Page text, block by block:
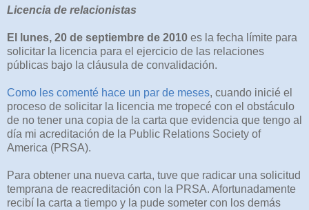
Licencia de relacionistas
El lunes, 20 de septiembre de 2010 es la fecha límite para
solicitar la licencia para el ejercicio de las relaciones
públicas bajo la cláusula de convalidación.
Como les comenté hace un par de meses, cuando inicié el
proceso de solicitar la licencia me tropecé con el obstáculo
de no tener una copia de la carta que evidencia que tengo al
día mi acreditación de la Public Relations Society of
America (PRSA).
Para obtener una nueva carta, tuve que radicar una solicitud
temprana de reacreditación con la PRSA. Afortunadamente
recibí la carta a tiempo y la pude someter con los demás